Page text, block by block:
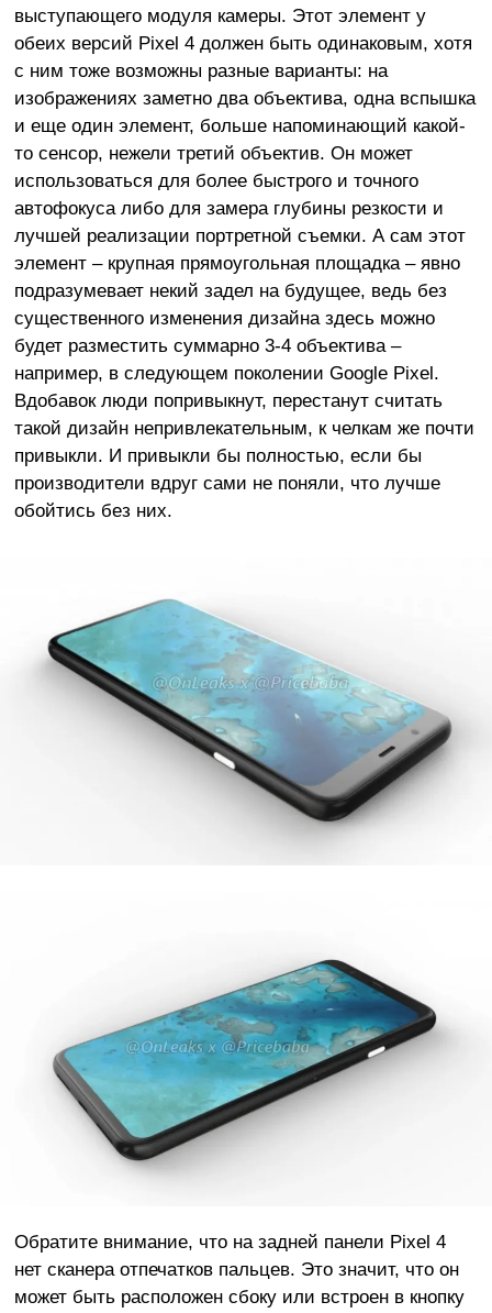
выступающего модуля камеры. Этот элемент у
обеих версий Pixel 4 должен быть одинаковым, хотя
с ним тоже возможны разные варианты: на
изображениях заметно два объектива, одна вспышка
и еще один элемент, больше напоминающий какой-
то сенсор, нежели третий объектив. Он может
использоваться для более быстрого и точного
автофокуса либо для замера глубины резкости и
лучшей реализации портретной съемки. А сам этот
элемент – крупная прямоугольная площадка – явно
подразумевает некий задел на будущее, ведь без
существенного изменения дизайна здесь можно
будет разместить суммарно 3-4 объектива –
например, в следующем поколении Google Pixel.
Вдобавок люди попривыкнут, перестанут считать
такой дизайн непривлекательным, к челкам же почти
привыкли. И привыкли бы полностью, если бы
производители вдруг сами не поняли, что лучше
обойтись без них.
Обратите внимание, что на задней панели Pixel 4
нет сканера отпечатков пальцев. Это значит, что он
может быть расположен сбоку или встроен в кнопку